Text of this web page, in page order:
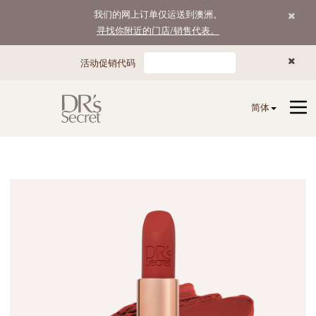
我们的网上订单仅运送到澳洲。
寻找你附近的门店/销售代表。
活动促销代码
简体